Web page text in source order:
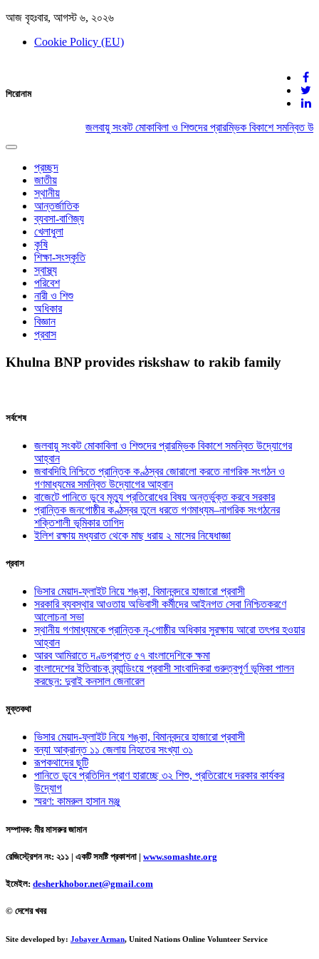
আজ বৃহঃবার, আগস্ট ৬, ২০২৬
Cookie Policy (EU)
দেশের খবর
যুক্ত থাকুন দেশের সঙ্গে
শিরোনাম
জলবায়ু সংকট মোকাবিলা ও শিশুদের প্রারম্ভিক বিকাশে সমন্বিত
Toggle
navigation
প্রচ্ছদ
জাতীয়
স্থানীয়
আন্তর্জাতিক
ব্যবসা-বাণিজ্য
খেলাধুলা
কৃষি
শিক্ষা-সংস্কৃতি
স্বাস্থ্য
পরিবেশ
নারী ও শিশু
অধিকার
বিজ্ঞান
প্রবাস
Khulna BNP provides riskshaw to rakib family
সর্বশেষ
জলবায়ু সংকট মোকাবিলা ও শিশুদের প্রারম্ভিক বিকাশে সমন্বিত উদ্যোগের
আহ্বান
জবাবদিহি নিশ্চিতে প্রান্তিক কণ্ঠস্বর জোরালো করতে নাগরিক সংগঠন ও
গণমাধ্যমের সমন্বিত উদ্যোগের আহ্বান
বাজেটে পানিতে ডুবে মৃত্যু প্রতিরোধের বিষয় অন্তর্ভুক্ত করবে সরকার
প্রান্তিক জনগোষ্ঠীর কণ্ঠস্বর তুলে ধরতে গণমাধ্যম–নাগরিক সংগঠনের
শক্তিশালী ভূমিকার তাগিদ
ইলিশ রক্ষায় মধ্যরাত থেকে মাছ ধরায় ২ মাসের নিষেধাজ্ঞা
প্রবাস
ভিসার মেয়াদ-ফ্লাইট নিয়ে শঙ্কা, বিমানবন্দরে হাজারো প্রবাসী
সরকারি ব্যবস্থার আওতায় অভিবাসী কর্মীদের আইনগত সেবা নিশ্চিতকরণে
আলোচনা সভা
স্থানীয় গণমাধ্যমকে প্রান্তিক নৃ-গোষ্ঠীর অধিকার সুরক্ষায় আরো তৎপর হওয়ার
আহ্বান
আরব আমিরাতে দণ্ডপ্রাপ্ত ৫৭ বাংলাদেশিকে ক্ষমা
বাংলাদেশের ইতিবাচক ব্র্যান্ডিংয়ে প্রবাসী সাংবাদিকরা গুরুত্বপূর্ণ ভূমিকা পালন
করছেন: দুবাই কনসাল জেনারেল
মুক্তকথা
ভিসার মেয়াদ-ফ্লাইট নিয়ে শঙ্কা, বিমানবন্দরে হাজারো প্রবাসী
বন্যা আক্রান্ত ১১ জেলায় নিহতের সংখ্যা ৩১
রূপকথাদের ছুটি
পানিতে ডুবে প্রতিদিন প্রাণ হারাচ্ছে ৩২ শিশু, প্রতিরোধে দরকার কার্যকর
উদ্যোগ
স্মরণ: কামরুল হাসান মঞ্জু
সম্পাদক: মীর মাসরুর জামান
রেজিস্ট্রেশন নং: ২১১ | একটি সমষ্টি প্রকাশনা | www.somashte.org
ইমেইল: desherkhobor.net@gmail.com
© দেশের খবর
Site developed by: Jobayer Arman, United Nations Online Volunteer Service